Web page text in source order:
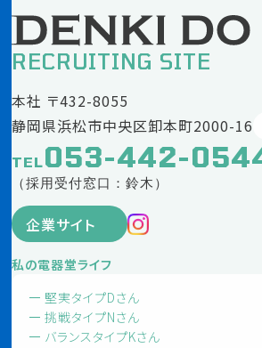
RECRUITING SITE
本社 〒432-8055
静岡県浜松市中央区卸本町2000-16
TEL053-442-
（採用受付窓口：鈴木）
企業サイト
私の電器堂ライフ
堅実タイプDさん
挑戦タイプNさん
バランスタイプKさん